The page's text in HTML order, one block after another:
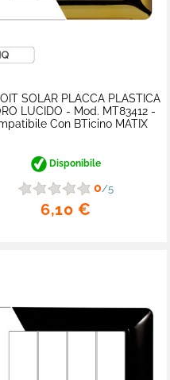
SOLAR PLACCA PLASTICA
LUCIDO - Mod. MT83412 -
Con BTicino MATIX
Disponibile
0/5
6,10 €